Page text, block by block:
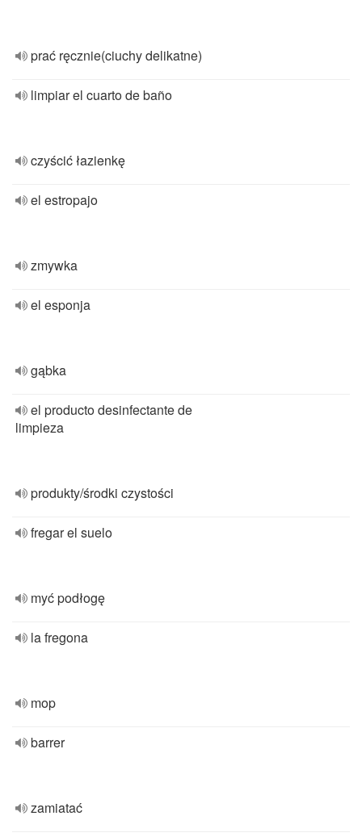
prać ręcznie(ciuchy delikatne)
limpiar el cuarto de baño
czyścić łazienkę
el estropajo
zmywka
el esponja
gąbka
el producto desinfectante de
limpieza
produkty/środki czystości
fregar el suelo
myć podłogę
la fregona
mop
barrer
zamiatać